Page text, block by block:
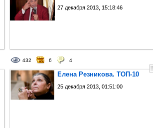
27 декабря 2013, 15:18:46
432 6 4
Елена Резникова. ТОП-10
25 декабря 2013, 01:51:00